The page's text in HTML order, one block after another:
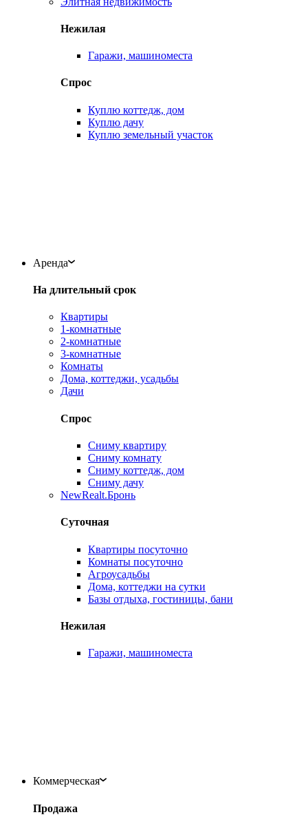
Нежилая
Гаражи, машиноместа
Спрос
Куплю коттедж, дом
Куплю дачу
Куплю земельный участок
Аренда
На длительный срок
Квартиры
1-комнатные
2-комнатные
3-комнатные
Комнаты
Дома, коттеджи, усадьбы
Дачи
Спрос
Сниму квартиру
Сниму комнату
Сниму коттедж, дом
Сниму дачу
NewRealt.Бронь
Суточная
Квартиры посуточно
Комнаты посуточно
Агроусадьбы
Дома, коттеджи на сутки
Базы отдыха, гостиницы, бани
Нежилая
Гаражи, машиноместа
Коммерческая
Продажа